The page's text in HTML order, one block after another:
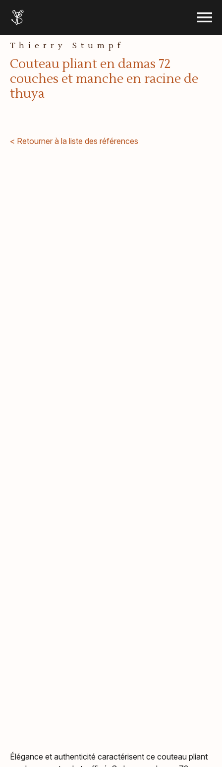
Aller au contenu
Accueil Ouvrir
menu
Thierry Stumpf
Couteau pliant en damas 72
couches et manche en racine de
thuya
< Retourner à la liste des références
Élégance et authenticité caractérisent ce couteau pliant